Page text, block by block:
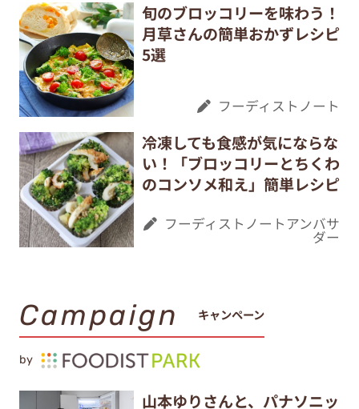
旬のブロッコリーを味わう！
月草さんの簡単おかずレシピ
5選
フーディストノート
冷凍しても食感が気にならな
い！「ブロッコリーとちくわ
のコンソメ和え」簡単レシピ
フーディストノートアンバサ
ダー
Campaign キャンペーン
by
山本ゆりさんと、パナソニッ